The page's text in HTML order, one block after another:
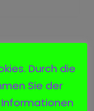
Durch die
Sie der